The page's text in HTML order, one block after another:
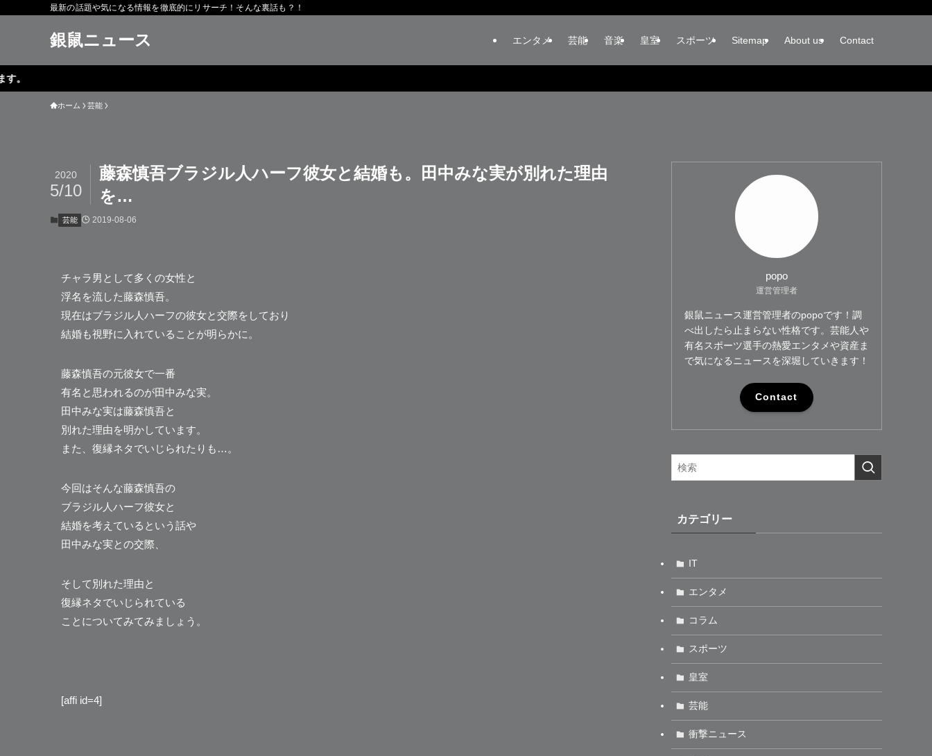
最新の話題や気になる情報を徹底的にリサーチ！そんな裏話も？！
銀鼠ニュース エンタメ 芸能 音楽 皇室 スポーツ Sitemap About us Contact
ホーム 芸能
藤森慎吾ブラジル人ハーフ彼女と結婚も。田中みな実が別れた理由
を…
2020
5/10
芸能 2019-08-06
チャラ男として多くの女性と
浮名を流した藤森慎吾。
現在はブラジル人ハーフの彼女と交際をしており
結婚も視野に入れていることが明らかに。
藤森慎吾の元彼女で一番
有名と思われるのが田中みな実。
田中みな実は藤森慎吾と
別れた理由を明かしています。
また、復縁ネタでいじられたりも…。
今回はそんな藤森慎吾の
ブラジル人ハーフ彼女と
結婚を考えているという話や
田中みな実との交際、
そして別れた理由と
復縁ネタでいじられている
ことについてみてみましょう。
[affi id=4]
popo
運営管理者
銀鼠ニュース運営管理者のpopoです！調
べ出したら止まらない性格です。芸能人や
有名スポーツ選手の熱愛エンタメや資産ま
で気になるニュースを深堀していきます！
Contact
カテゴリー
IT
エンタメ
コラム
スポーツ
皇室
芸能
衝撃ニュース